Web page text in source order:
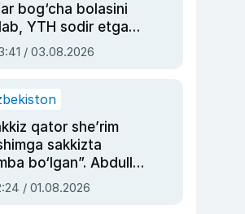
bog‘cha bolasini
YTH sodir etgan
sud hukmi o‘qildi
/ 03.08.2026
qator she’rim
sakkizta
bo‘lgan”. Abdulla
siyosiy
asrab
/ 01.08.2026